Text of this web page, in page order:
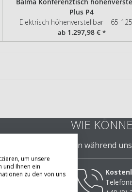
Plus P4
Elektrisch höhenverstellbar | 65-
ab1.297,98 € *
WIE
beantwortet Ihnen während
um unsere
und Ihnen ein
zu den von uns